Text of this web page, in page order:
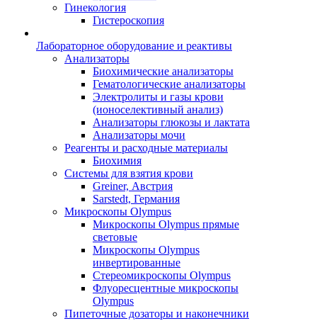
Гинекология
Гистероскопия
Лабораторное оборудование и реактивы
Анализаторы
Биохимические анализаторы
Гематологические анализаторы
Электролиты и газы крови
(ионоселективный анализ)
Анализаторы глюкозы и лактата
Анализаторы мочи
Реагенты и расходные материалы
Биохимия
Системы для взятия крови
Greiner, Австрия
Sarstedt, Германия
Микроскопы Olympus
Микроскопы Olympus прямые
световые
Микроскопы Olympus
инвертированные
Стереомикроскопы Olympus
Флуоресцентные микроскопы
Olympus
Пипеточные дозаторы и наконечники